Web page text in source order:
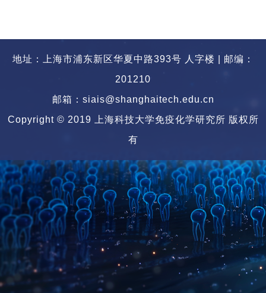
地址：上海市浦东新区华夏中路393号 人字楼 | 邮编：
201210
邮箱：siais@shanghaitech.edu.cn
Copyright © 2019 上海科技大学免疫化学研究所 版权所
有